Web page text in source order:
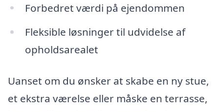
Forbedret værdi på ejendommen
Fleksible løsninger til udvidelse af
opholdsarealet
Uanset om du ønsker at skabe en ny stue,
et ekstra værelse eller måske en terrasse,